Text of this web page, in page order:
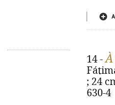
14 -
; 24
630-4